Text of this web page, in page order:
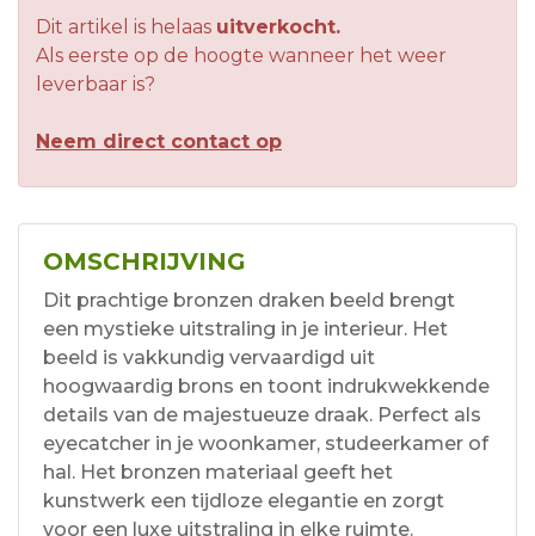
Dit artikel is helaas uitverkocht.
Als eerste op de hoogte wanneer het weer
leverbaar is?
Neem direct contact op
OMSCHRIJVING
Dit prachtige bronzen draken beeld brengt
een mystieke uitstraling in je interieur. Het
beeld is vakkundig vervaardigd uit
hoogwaardig brons en toont indrukwekkende
details van de majestueuze draak. Perfect als
eyecatcher in je woonkamer, studeerkamer of
hal. Het bronzen materiaal geeft het
kunstwerk een tijdloze elegantie en zorgt
voor een luxe uitstraling in elke ruimte.